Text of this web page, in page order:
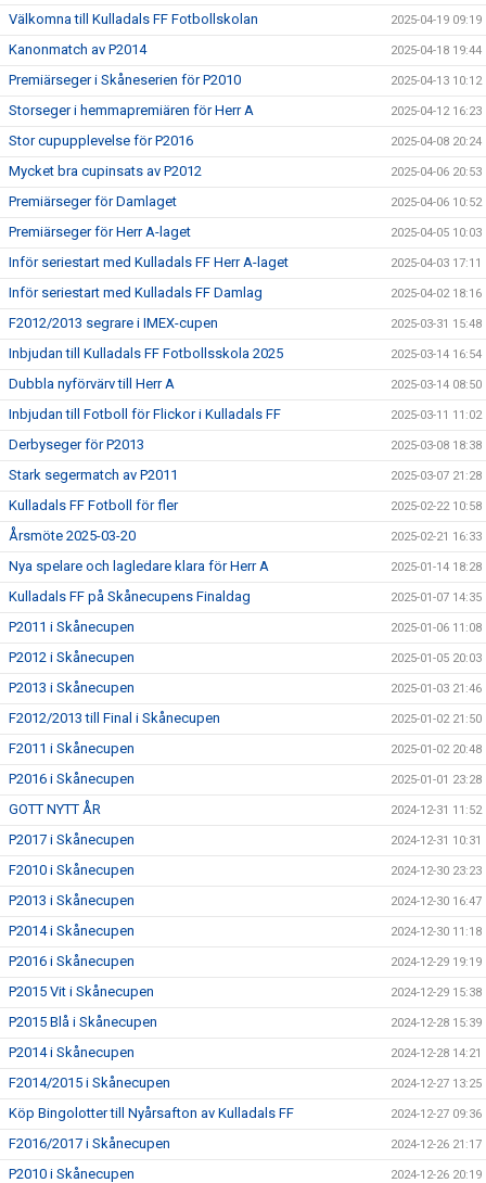
Välkomna till Kulladals FF Fotbollskolan 2025-04-19 09:19
Kanonmatch av P2014 2025-04-18 19:44
Premiärseger i Skåneserien för P2010 2025-04-13 10:12
Storseger i hemmapremiären för Herr A 2025-04-12 16:23
Stor cupupplevelse för P2016 2025-04-08 20:24
Mycket bra cupinsats av P2012 2025-04-06 20:53
Premiärseger för Damlaget 2025-04-06 10:52
Premiärseger för Herr A-laget 2025-04-05 10:03
Inför seriestart med Kulladals FF Herr A-laget 2025-04-03 17:11
Inför seriestart med Kulladals FF Damlag 2025-04-02 18:16
F2012/2013 segrare i IMEX-cupen 2025-03-31 15:48
Inbjudan till Kulladals FF Fotbollsskola 2025 2025-03-14 16:54
Dubbla nyförvärv till Herr A 2025-03-14 08:50
Inbjudan till Fotboll för Flickor i Kulladals FF 2025-03-11 11:02
Derbyseger för P2013 2025-03-08 18:38
Stark segermatch av P2011 2025-03-07 21:28
Kulladals FF Fotboll för fler 2025-02-22 10:58
Årsmöte 2025-03-20 2025-02-21 16:33
Nya spelare och lagledare klara för Herr A 2025-01-14 18:28
Kulladals FF på Skånecupens Finaldag 2025-01-07 14:35
P2011 i Skånecupen 2025-01-06 11:08
P2012 i Skånecupen 2025-01-05 20:03
P2013 i Skånecupen 2025-01-03 21:46
F2012/2013 till Final i Skånecupen 2025-01-02 21:50
F2011 i Skånecupen 2025-01-02 20:48
P2016 i Skånecupen 2025-01-01 23:28
GOTT NYTT ÅR 2024-12-31 11:52
P2017 i Skånecupen 2024-12-31 10:31
F2010 i Skånecupen 2024-12-30 23:23
P2013 i Skånecupen 2024-12-30 16:47
P2014 i Skånecupen 2024-12-30 11:18
P2016 i Skånecupen 2024-12-29 19:19
P2015 Vit i Skånecupen 2024-12-29 15:38
P2015 Blå i Skånecupen 2024-12-28 15:39
P2014 i Skånecupen 2024-12-28 14:21
F2014/2015 i Skånecupen 2024-12-27 13:25
Köp Bingolotter till Nyårsafton av Kulladals FF 2024-12-27 09:36
F2016/2017 i Skånecupen 2024-12-26 21:17
P2010 i Skånecupen 2024-12-26 20:19